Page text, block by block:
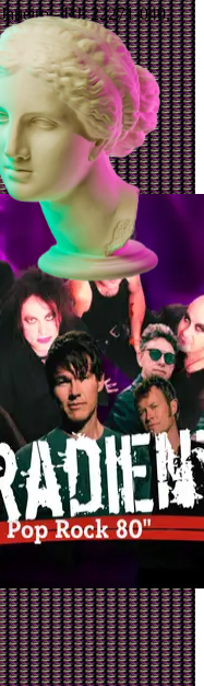
- RJ, 22271-040,